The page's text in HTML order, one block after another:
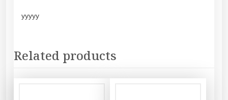
yyyyy
Related products